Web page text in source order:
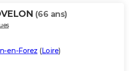
(66 ans)
en-Forez (Loire)